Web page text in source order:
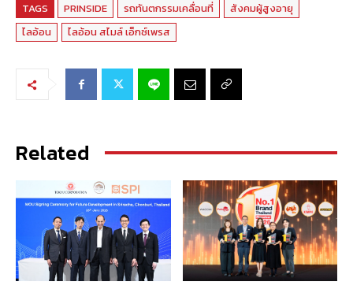
TAGS PRINSIDE รถทันตกรรมเคลื่อนที่
สังคมผู้สูงอายุ
ไลอ้อน
ไลอ้อน สไมล์ เอ็กซ์เพรส
Related